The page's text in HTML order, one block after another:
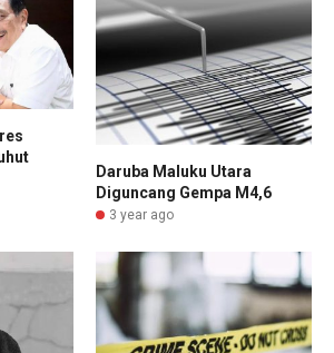
Daruba Maluku Utara
Diguncang Gempa M4,6
3 year ago